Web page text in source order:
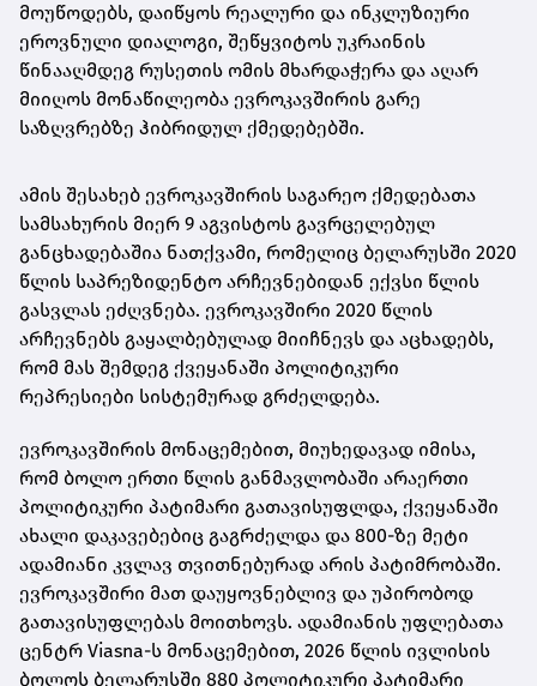
მოუწოდებს, დაიწყოს რეალური და ინკლუზიური
ეროვნული დიალოგი, შეწყვიტოს უკრაინის
წინააღმდეგ რუსეთის ომის მხარდაჭერა და აღარ
მიიღოს მონაწილეობა ევროკავშირის გარე
საზღვრებზე ჰიბრიდულ ქმედებებში.
ამის შესახებ ევროკავშირის საგარეო ქმედებათა
სამსახურის მიერ 9 აგვისტოს გავრცელებულ
განცხადებაშია ნათქვამი, რომელიც ბელარუსში 2020
წლის საპრეზიდენტო არჩევნებიდან ექვსი წლის
გასვლას ეძღვნება. ევროკავშირი 2020 წლის
არჩევნებს გაყალბებულად მიიჩნევს და აცხადებს,
რომ მას შემდეგ ქვეყანაში პოლიტიკური
რეპრესიები სისტემურად გრძელდება.
ევროკავშირის მონაცემებით, მიუხედავად იმისა,
რომ ბოლო ერთი წლის განმავლობაში არაერთი
პოლიტიკური პატიმარი გათავისუფლდა, ქვეყანაში
ახალი დაკავებებიც გაგრძელდა და 800-ზე მეტი
ადამიანი კვლავ თვითნებურად არის პატიმრობაში.
ევროკავშირი მათ დაუყოვნებლივ და უპირობოდ
გათავისუფლებას მოითხოვს. ადამიანის უფლებათა
ცენტრ Viasna-ს მონაცემებით, 2026 წლის ივლისის
ბოლოს ბელარუსში 880 პოლიტიკური პატიმარი